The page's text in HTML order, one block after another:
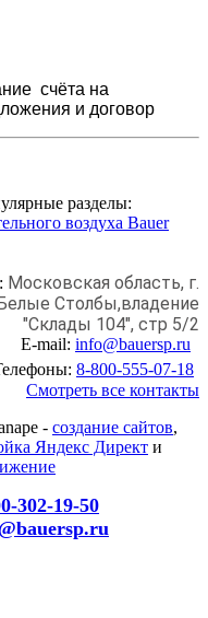
счёта на
и договор
разделы:
воздуха Bauer
Московская область, г.
Столбы,владение
"Склады 104", стр 5/2
E-mail: info@bauersp.ru
8-800-555-07-18
Смотреть все контакты
- создание сайтов,
Яндекс Директ и
302-19-50